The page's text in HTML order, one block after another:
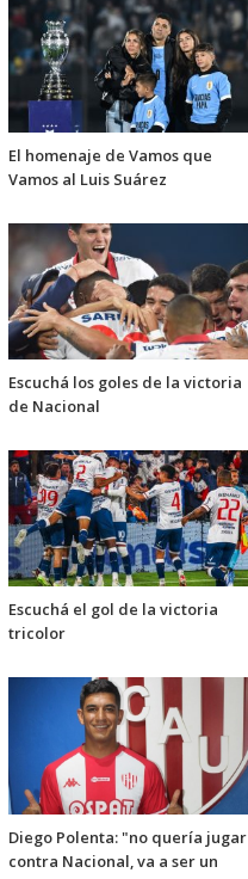
El homenaje de Vamos que
Vamos al Luis Suárez
Escuchá los goles de la victoria
de Nacional
Escuchá el gol de la victoria
tricolor
Diego Polenta: "no quería jugar
contra Nacional, va a ser un